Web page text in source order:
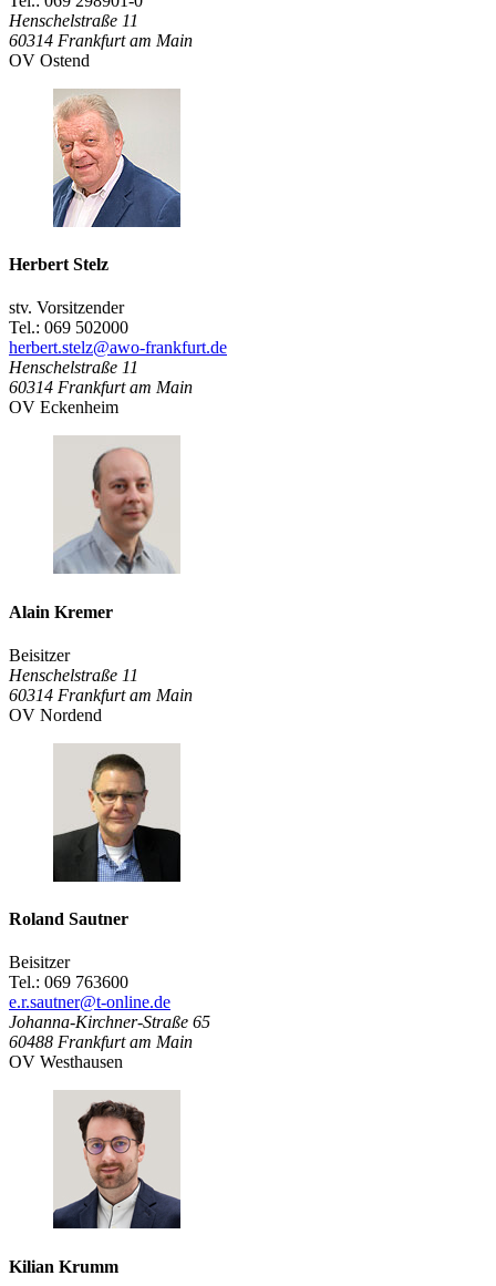
Henschelstraße 11
60314 Frankfurt am Main
OV Ostend
Herbert Stelz
stv. Vorsitzender
Tel.: 069 502000
herbert.stelz@awo-frankfurt.de
Henschelstraße 11
60314 Frankfurt am Main
OV Eckenheim
Alain Kremer
Beisitzer
Henschelstraße 11
60314 Frankfurt am Main
OV Nordend
Roland Sautner
Beisitzer
Tel.: 069 763600
e.r.sautner@t-online.de
Johanna-Kirchner-Straße 65
60488 Frankfurt am Main
OV Westhausen
Kilian Krumm